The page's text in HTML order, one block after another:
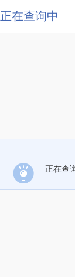
正在查询中
正在查